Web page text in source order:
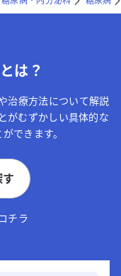
は？
治療方法について解説
がむずかしい具体的な
できます。
チラ